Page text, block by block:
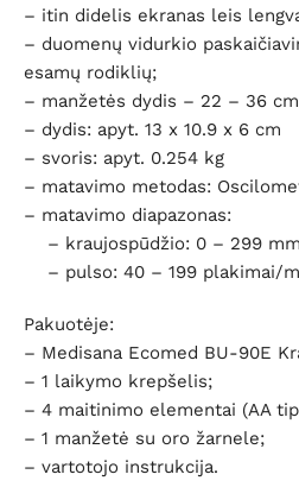
– itin didelis ekranas leis
– duomenų vidurkio
esamų rodiklių;
– manžetės dydis – 22 – 36
– dydis: apyt. 13 x 10.9 x 6 cm
– svoris: apyt. 0.254 kg
– matavimo metodas:
– matavimo diapazonas:
– kraujospūdžio: 0 – 299
– pulso: 40 – 199 plakimai/
Pakuotėje:
– Medisana Ecomed BU-90E
– 1 laikymo krepšelis;
– 4 maitinimo elementai (AA
– 1 manžetė su oro žarnele;
– vartotojo instrukcija.